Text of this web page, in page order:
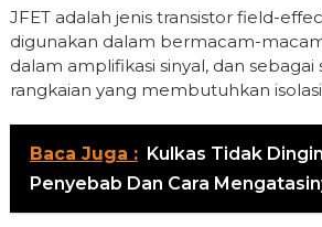
JFET adalah jenis transistor field-
digunakan dalam bermacam-
dalam amplifikasi sinyal, dan sebagai
rangkaian yang membutuhkan
Baca Juga : Kulkas Tidak
Penyebab Dan Cara